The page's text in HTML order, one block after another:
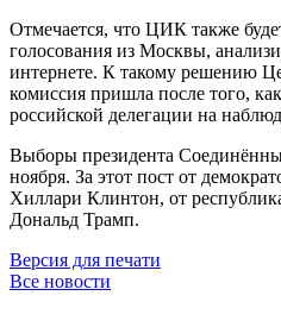
Отмечается, что ЦИК также
голосования из Москвы,
интернете. К такому решению
комиссия пришла после того,
российской делегации на
Выборы президента
ноября. За этот пост от
Хиллари Клинтон, от
Дональд Трамп.
Версия для печати
Все новости